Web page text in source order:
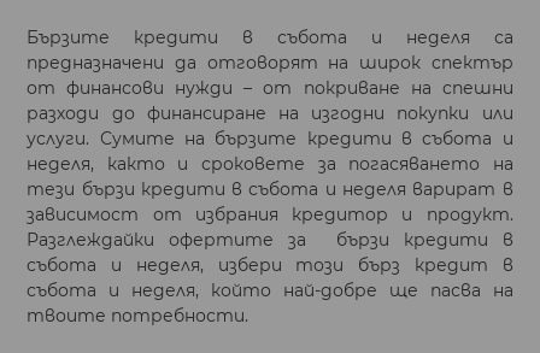
Бързите кредити в събота и неделя са
предназначени да отговорят на широк спектър
от финансови нужди – от покриване на спешни
разходи до финансиране на изгодни покупки или
услуги. Сумите на бързите кредити в събота и
неделя, както и сроковете за погасяването на
тези бързи кредити в събота и неделя варират в
зависимост от избрания кредитор и продукт.
Разглеждайки офертите за бързи кредити в
събота и неделя, избери този бърз кредит в
събота и неделя, който най-добре ще пасва на
твоите потребности.